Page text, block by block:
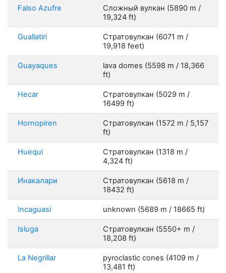
Falso Azufre
Сложный вулкан (5890 m /
19,324 ft)
Guallatiri
Стратовулкан (6071 m /
19,918 feet)
Guayaques
lava domes (5598 m / 18,366
ft)
Hecar
Стратовулкан (5029 m /
16499 ft)
Hornopiren
Стратовулкан (1572 m / 5,157
ft)
Huequi
Стратовулкан (1318 m /
4,324 ft)
Инакалари
Стратовулкан (5618 m /
18432 ft)
Incaguasi unknown (5689 m / 18665 ft)
Isluga
Стратовулкан (5550+ m /
18,208 ft)
La Negrillar
pyroclastic cones (4109 m /
13,481 ft)